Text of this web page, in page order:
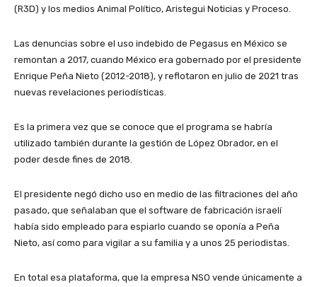
(R3D) y los medios Animal Político, Aristegui Noticias y Proceso.
Las denuncias sobre el uso indebido de Pegasus en México se
remontan a 2017, cuando México era gobernado por el presidente
Enrique Peña Nieto (2012-2018), y reflotaron en julio de 2021 tras
nuevas revelaciones periodísticas.
Es la primera vez que se conoce que el programa se habría
utilizado también durante la gestión de López Obrador, en el
poder desde fines de 2018.
El presidente negó dicho uso en medio de las filtraciones del año
pasado, que señalaban que el software de fabricación israelí
había sido empleado para espiarlo cuando se oponía a Peña
Nieto, así como para vigilar a su familia y a unos 25 periodistas.
En total esa plataforma, que la empresa NSO vende únicamente a